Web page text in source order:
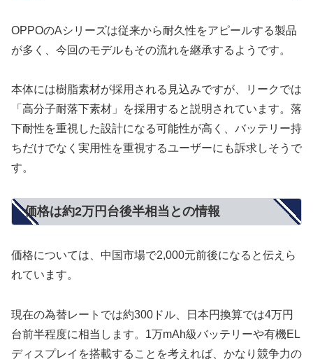
OPPOのAシリーズは従来から耐久性をアピールする製品
が多く、今回のモデルもその流れを継承するようです。
本体には樹脂素材が採用される見込みですが、リークでは
「高分子耐落下素材」を採用すると説明されています。落
下耐性を重視した設計になる可能性が高く、バッテリー持
ちだけでなく実用性を重視するユーザーにも訴求しそうで
す。
価格は約2万円台後半相当との情報
価格については、中国市場で2,000元前後になると伝えら
れています。
現在の為替レートでは約300ドル、日本円換算では4万円
台前半程度に相当します。1万mAh級バッテリーや有機EL
ディスプレイを搭載することを考えれば、かなり競争力の